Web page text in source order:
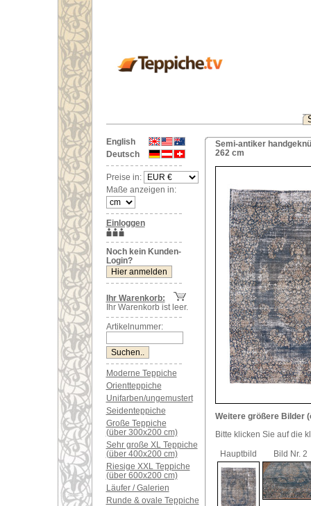
English
Deutsch
Preise in:
Maße anzeigen in:
Einloggen
Noch kein Kunden-
Login?
Ihr Warenkorb:
Ihr Warenkorb ist leer.
Artikelnummer:
Moderne Teppiche
Orientteppiche
Unifarben/ungemustert
Seidenteppiche
Große Teppiche
(über 300x200 cm)
Sehr große XL Teppiche
(über 400x200 cm)
Riesige XXL Teppiche
(über 600x200 cm)
Läufer / Galerien
Runde & ovale Teppiche
Semi-antiker
262 cm
Weitere größere Bilder
Bitte klicken Sie auf die
Hauptbild
Bild Nr. 2